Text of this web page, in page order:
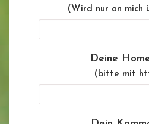
(Wird nur an mich
Deine
(bitte mit